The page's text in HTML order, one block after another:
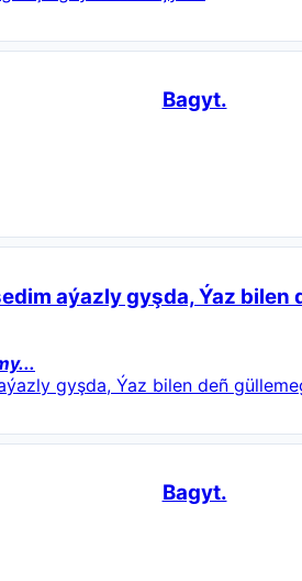
Bagyt.
aýazly gyşda, Ýaz bilen
gyşda, Ýaz bilen deñ
Bagyt.